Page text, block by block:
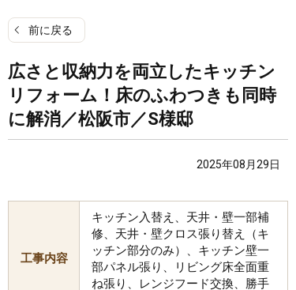
前に戻る
広さと収納力を両立したキッチン
リフォーム！床のふわつきも同時
に解消／松阪市／S様邸
2025年08月29日
工事内容
キッチン入替え、天井・壁一部補
修、天井・壁クロス張り替え（キ
ッチン部分のみ）、キッチン壁一
部パネル張り、リビング床全面重
ね張り、レンジフード交換、勝手